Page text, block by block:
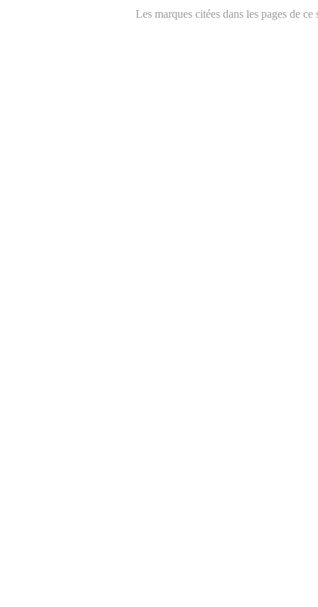
Les marques citées dans les pages de